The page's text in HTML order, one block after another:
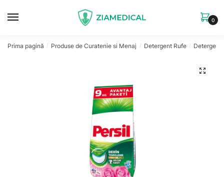
0
Prima pagină / Produse de Curatenie si Menaj / Detergent Rufe / Detergent
🔍